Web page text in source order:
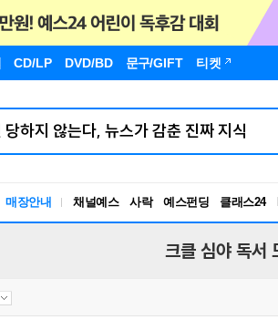
CD/LP DVD/BD 문구/GIFT 티켓
매장안내 채널예스 사락 예스펀딩 클래스24
크클 심야 독서